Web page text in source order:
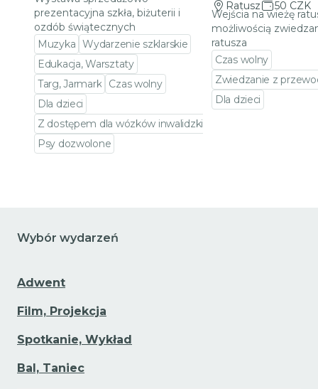
prezentacyjna szkła, biżuterii i
ozdób świątecznych
Muzyka Wydarzenie szklarskie
Edukacja, Warsztaty
Targ, Jarmark
Czas wolny
Dla dzieci
Z dostępem dla wózków inwalidzkich
Psy dozwolone
Ratusz
50 CZK
Wejścia na wieżę
możliwością
ratusza
Czas wolny
Zwiedzanie z
Dla dzieci
Wybór wydarzeń
Adwent
Film, Projekcja
Spotkanie, Wykład
Bal, Taniec